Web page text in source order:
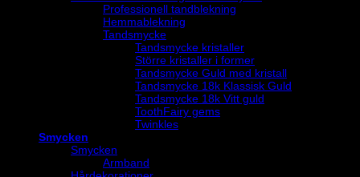
Professionell tandblekning
Hemmablekning
Tandsmycke
Tandsmycke kristaller
Större kristaller i former
Tandsmycke Guld med kristall
Tandsmycke 18k Klassisk Guld
Tandsmycke 18k Vitt guld
ToothFairy gems
Twinkles
Smycken
Smycken
Armband